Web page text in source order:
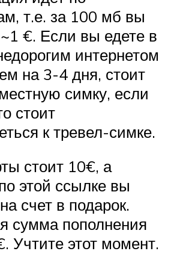
т.е. за 100 мб вы
€. Если вы едете в
интернетом
на 3-4 дня, стоит
симку, если
стоит
к тревел-симке.
стоит 10€, а
этой ссылке вы
счет в подарок.
сумма пополнения
Учтите этот момент.